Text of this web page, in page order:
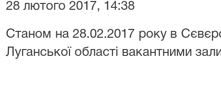
28 лютого 2017, 14:38
Станом на 28.02.2017 року в
Луганської області вакантними